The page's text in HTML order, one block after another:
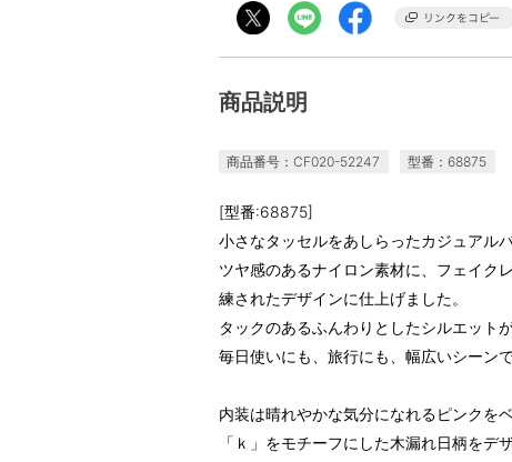
商品説明
商品番号：CF020-52247 型番：68875
[型番:68875]
小さなタッセルをあしらったカジュアル
ツヤ感のあるナイロン素材に、フェイク
練されたデザインに仕上げました。
タックのあるふんわりとしたシルエット
毎日使いにも、旅行にも、幅広いシーン
内装は晴れやかな気分になれるピンクをベ
「ｋ」をモチーフにした木漏れ日柄をデ